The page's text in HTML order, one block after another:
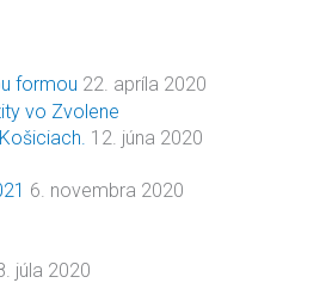
formou 22. apríla 2020
12. júna 2020
6. novembra 2020
júla 2020